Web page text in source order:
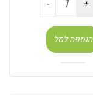
הוספה לסל